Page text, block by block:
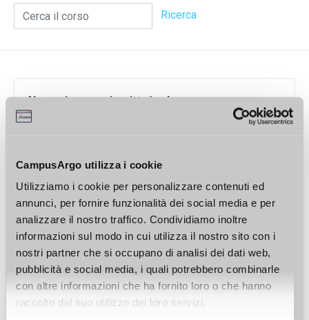
CampusArgo utilizza i cookie
Utilizziamo i cookie per personalizzare contenuti ed
annunci, per fornire funzionalità dei social media e per
analizzare il nostro traffico. Condividiamo inoltre
informazioni sul modo in cui utilizza il nostro sito con i
nostri partner che si occupano di analisi dei dati web,
pubblicità e social media, i quali potrebbero combinarle
con altre informazioni che ha fornito loro o che hanno
raccolto dal suo utilizzo dei loro servizi.
Cerca il corso Ricerca
Non sei ancora iscritto/a al corso per
visualizzarne il contenuto.